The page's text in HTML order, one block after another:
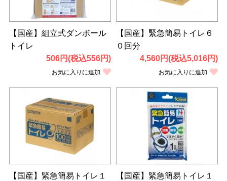
【国産】組立式ダンボール
トイレ
506円(税込556円)
お気に入りに追加
【国産】緊急簡易トイレ６
０回分
4,560円(税込5,016円)
お気に入りに追加
【国産】緊急簡易トイレ１
【国産】緊急簡易トイレ１